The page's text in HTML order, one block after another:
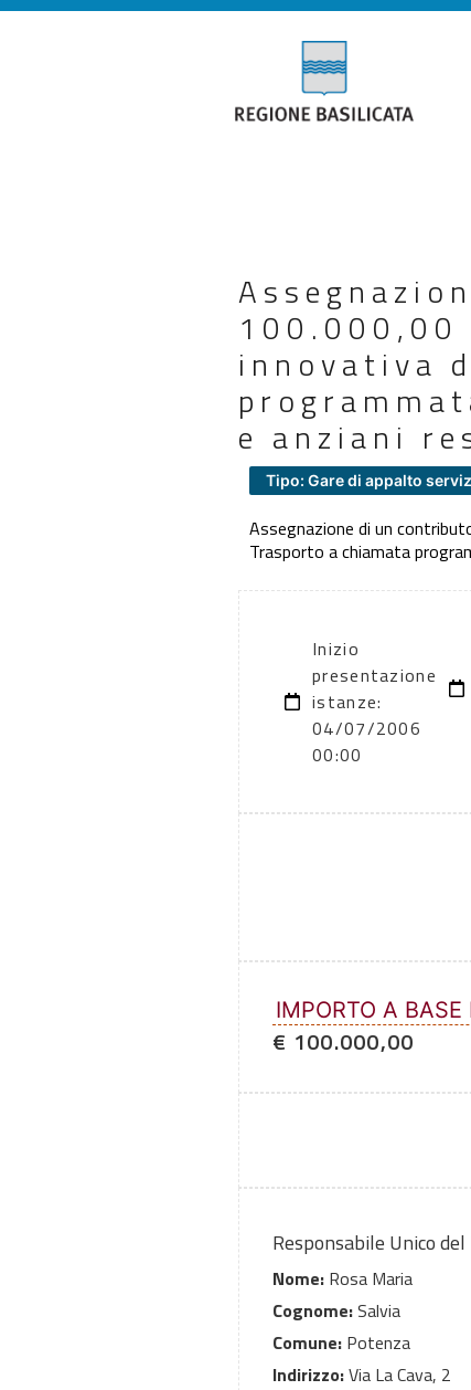
innovativa
e anziani
Tipo: Gare di appalto
Assegnazione di un
Trasporto a chiamata
Inizio
presentazione
istanze:
04/07/2006
00:00
IMPORTO A
€ 100.000,00
Responsabile Unico
Nome: Rosa Maria
Cognome:Salvia
Comune: Potenza
Indirizzo:Via La Cava, 2